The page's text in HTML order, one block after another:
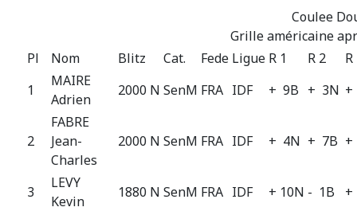
Coulee
Grille américaine
Pl
Nom Blitz Cat. Fede Ligue R 1 R 2
R
1
MAIRE
Adrien
2000 N SenM FRA IDF + 9B + 3N
2
FABRE
Jean-
Charles
2000 N SenM FRA IDF + 4N + 7B
3
LEVY
Kevin
1880 N SenM FRA IDF + 10N - 1B